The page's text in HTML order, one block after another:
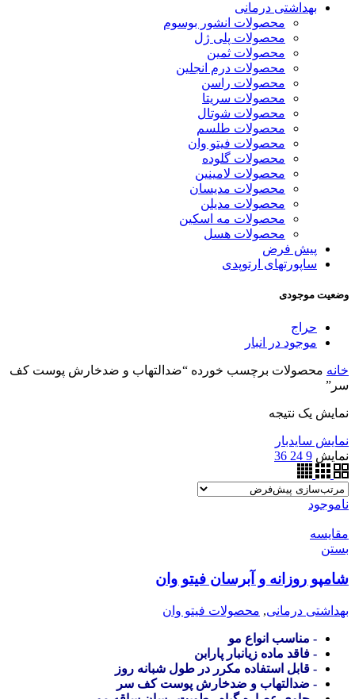
بهداشتی درمانی
محصولات انشور بوسوم
محصولات پلی ژل
محصولات ثمین
محصولات درم انجلین
محصولات راسن
محصولات سریتا
محصولات شوتال
محصولات طلسم
محصولات فیتو وان
محصولات گلوده
محصولات لامینین
محصولات مدیسان
محصولات مدیلن
محصولات مه اسکین
محصولات هسل
پیش فرض
ساپورتهای ارتوپدی
وضعیت موجودی
حراج
موجود در انبار
خانه محصولات برچسب خورده “ضدالتهاب و ضدخارش پوست کف
سر”
نمایش یک نتیجه
نمایش سایدبار
نمایش 9
24
36
ناموجود
مقایسه
بستن
شامپو روزانه و آبرسان فیتو وان
بهداشتی درمانی, محصولات فیتو وان
- مناسب انواع مو
- فاقد ماده زیانبار پارابن
- قابل استفاده مکرر در طول شبانه روز
- ضدالتهاب و ضدخارش پوست کف سر